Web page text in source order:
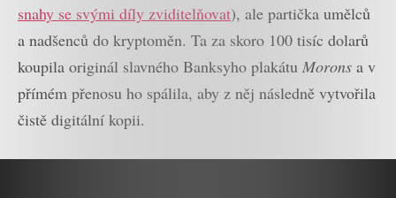
snahy se svými díly zviditelňovat), ale partička umělců
a nadšenců do kryptoměn. Ta za skoro 100 tisíc dolarů
koupila originál slavného Banksyho plakátu Morons a v
přímém přenosu ho spálila, aby z něj následně vytvořila
čistě digitální kopii.